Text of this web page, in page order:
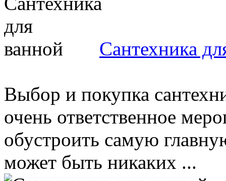
Сантехника
Выбор и покупка
очень ответственное
обустроить самую
может быть никаких ...